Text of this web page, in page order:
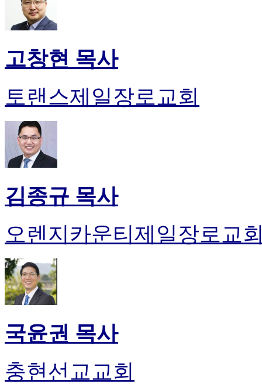
고창현 목사
토랜스제일장로교회
김종규 목사
오렌지카운티제일장로교
국윤권 목사
충현선교교회